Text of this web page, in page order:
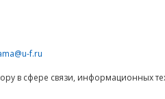
f.ru
в сфере связи, информационных